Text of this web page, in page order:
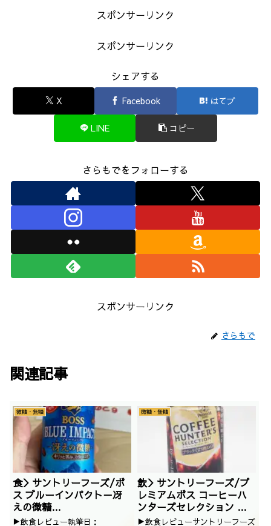
スポンサーリンク
スポンサーリンク
シェアする
X Facebook はてブ
LINE コピー
さらもでをフォローする
スポンサーリンク
さらもで
関連記事
微糖・無糖
食＞サントリーフーズ/ボ
ス ブルーインパクト－冴
えの微糖
－/4901777365360
▶飲食レビュー執筆日：
微糖・無糖
飲＞サントリーフーズ/プ
レミアムボス コーヒーハ
ンターズセレクション 甘
さ控えめ/その
▶飲食レビューサントリーフーズ